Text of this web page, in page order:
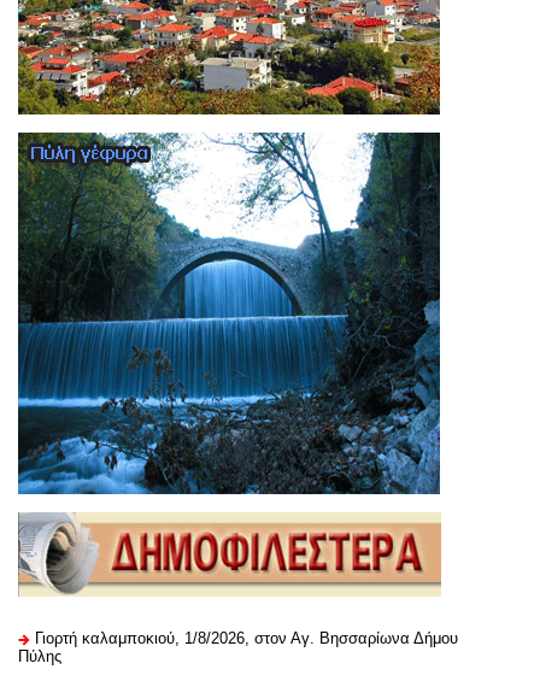
Γιορτή καλαμποκιού, 1/8/2026, στον Αγ. Βησσαρίωνα Δήμου
Πύλης